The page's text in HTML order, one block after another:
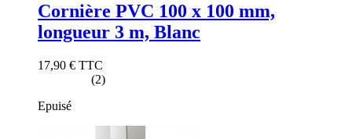
Cornière PVC 100 x 100 mm,
longueur 3 m, Blanc
17,90 € TTC
(2)
Epuisé